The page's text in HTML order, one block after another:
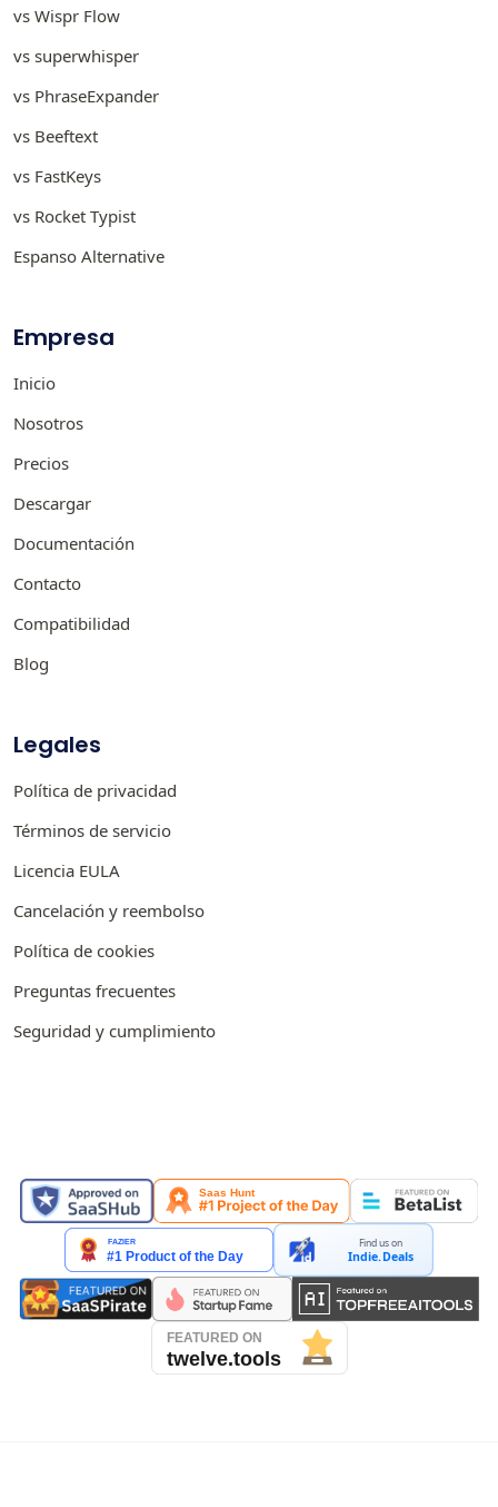
vs Wispr Flow
vs superwhisper
vs PhraseExpander
vs Beeftext
vs FastKeys
vs Rocket Typist
Espanso Alternative
Empresa
Inicio
Nosotros
Precios
Descargar
Documentación
Contacto
Compatibilidad
Blog
Legales
Política de privacidad
Términos de servicio
Licencia EULA
Cancelación y reembolso
Política de cookies
Preguntas frecuentes
Seguridad y cumplimiento
Find us on
Indie.Deals